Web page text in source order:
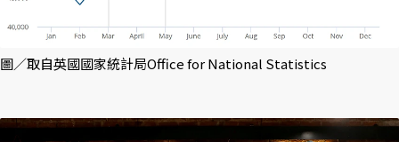
圖／取自英國國家統計局Office for National Statistics